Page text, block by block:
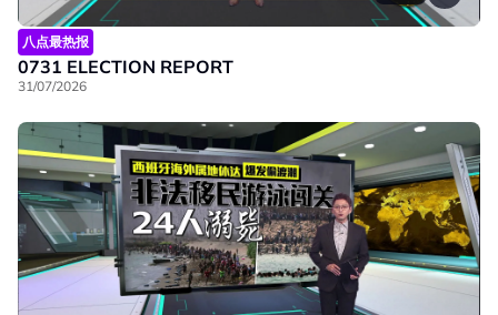
八点最热报
0731 ELECTION REPORT
31/07/2026